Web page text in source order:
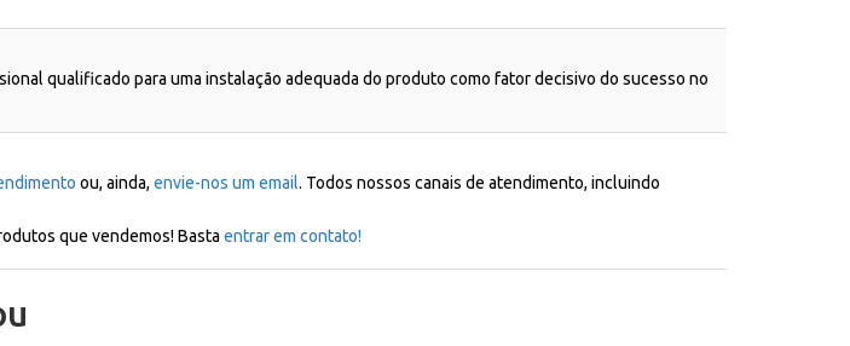
qualificado para uma instalação adequada do produto como fator decisivo do sucesso no
ou, ainda, envie-nos um email. Todos nossos canais de atendimento, incluindo
que vendemos! Basta entrar em contato!